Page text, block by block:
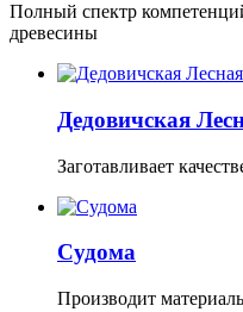
Полный спектр
древесины
Дедовичская
Заготавливает
Судома
Производит